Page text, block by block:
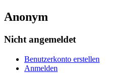
Anonym
Nicht angemeldet
Benutzerkonto erstellen
Anmelden